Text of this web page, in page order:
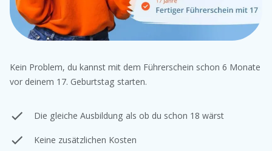
Kein Problem, du kannst mit dem Führerschein schon 6 Monate
vor deinem 17. Geburtstag starten.
Die gleiche Ausbildung als ob du schon 18 wärst
Keine zusätzlichen Kosten